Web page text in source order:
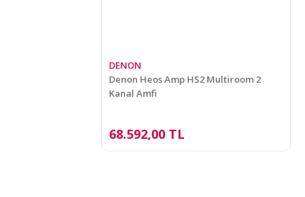
DENON
Denon Heos Amp HS2 Multiroom 2
Kanal Amfi
68.592,00 TL